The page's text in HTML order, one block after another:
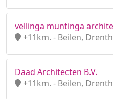
vellinga muntinga
+11km. - Beilen,
Daad Architecten B.V.
+11km. - Beilen,